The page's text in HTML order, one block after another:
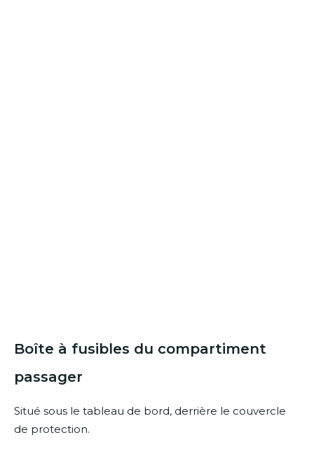
Boîte à fusibles du compartiment
passager
Situé sous le tableau de bord, derrière le couvercle
de protection.